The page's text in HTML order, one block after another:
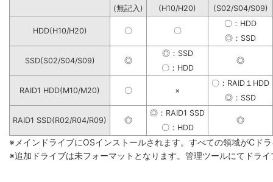
(無記入)
(H10/H20) (S02/S04/S09)
HDD(H10/H20) 〇 〇
〇：HDD
◎：SSD
SSD(S02/S04/S09) ◎
◎：SSD
◎
〇：HDD
RAID1 HDD(M10/M20) 〇 ×
〇：RAID１HDD
◎：SSD
RAID1 SSD(R02/R04/R09) ◎
◎：RAID1 SSD
◎
〇：HDD
※メインドライブにOSインストールされます。すべての領域がCド
※追加ドライブは未フォーマットとなります。管理ツールにてドラ